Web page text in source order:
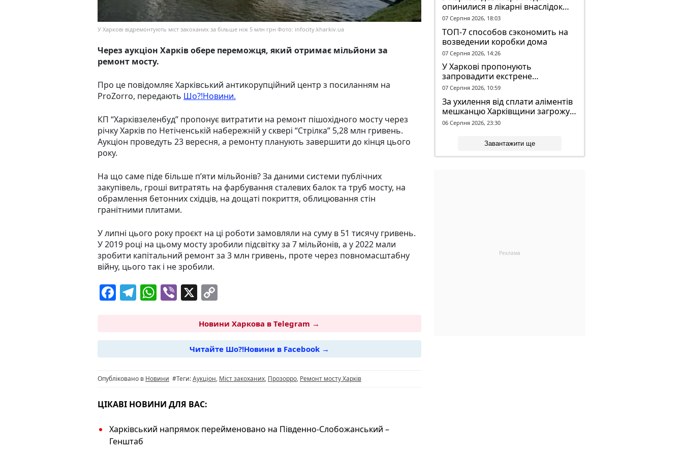
У Харкові відремонтують міст закоханих за більше ніж 5 млн грн Фото: infocity.kharkiv.ua
Через аукціон Харків обере переможця, який отримає мільйони за
ремонт мосту.
Про це повідомляє Харківський антикорупційний центр з посиланням на
ProZorro, передають Шо?!Новини.
КП “Харківзеленбуд” пропонує витратити на ремонт пішохідного мосту через
річку Харків по Нетіченській набережній у сквері “Стрілка” 5,28 млн гривень.
Аукціон проведуть 23 вересня, а ремонту планують завершити до кінця цього
року.
На що саме піде більше пʼяти мільйонів? За даними системи публічних
закупівель, гроші витратять на фарбування сталевих балок та труб мосту, на
обрамлення бетонних східців, на дощаті покриття, облицювання стін
гранітними плитами.
У липні цього року проєкт на ці роботи замовляли на суму в 51 тисячу гривень.
У 2019 році на цьому мосту зробили підсвітку за 7 мільйонів, а у 2022 мали
зробити капітальний ремонт за 3 млн гривень, проте через повномасштабну
війну, цього так і не зробили.
F
e
b
o
k
T
g
ra
m
W
s
A
p
Vi X
p
y
Li
n
Новини Харкова в Telegram →
Читайте Шо?!Новини в Facebook →
Опубліковано в Новини #Теги:Аукціон, Міст закоханих, Прозорро, Ремонт мосту Харків
ЦІКАВІ НОВИНИ ДЛЯ ВАС:
Харківський напрямок перейменовано на Південно-Слобожанський –
Генштаб
опинилися в лікарні внаслідок
ДТП з автобусом
07 Серпня 2026, 18:03
ТОП-7 способов сэкономить на
возведении коробки дома
07 Серпня 2026, 14:26
У Харкові пропонують
запровадити екстрене
оповіщення в трамваях і
07 Серпня 2026, 10:59
За ухилення від сплати аліментів
мешканцю Харківщини загрожує
до 2 років обмеження волі
06 Серпня 2026, 23:30
Завантажити ще